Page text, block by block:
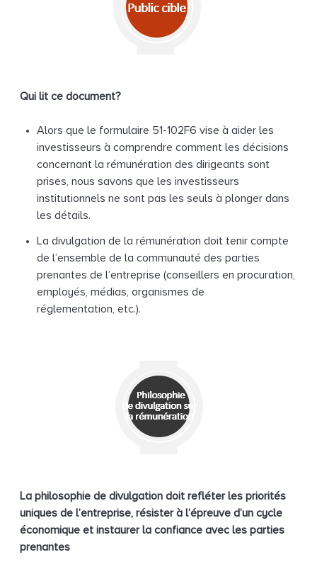
Qui lit ce document?
Alors que le formulaire 51-102F6 vise à aider les
investisseurs à comprendre comment les décisions
concernant la rémunération des dirigeants sont
prises, nous savons que les investisseurs
institutionnels ne sont pas les seuls à plonger dans
les détails.
La divulgation de la rémunération doit tenir compte
de l’ensemble de la communauté des parties
prenantes de l’entreprise (conseillers en procuration,
employés, médias, organismes de
réglementation, etc.).
La philosophie de divulgation doit refléter les priorités
uniques de l’entreprise, résister à l’épreuve d’un cycle
économique et instaurer la confiance avec les parties
prenantes